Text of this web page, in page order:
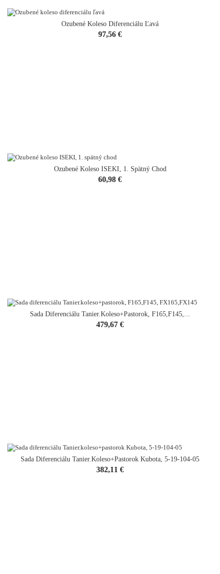
Ozubené Koleso Diferenciálu Ľavá
Cena
97,56 €
Ozubené Koleso ISEKI, 1. Spätný Chod
Cena
60,98 €
Sada Diferenciálu Tanier.koleso+pastorok, F165,F145,...
Cena
479,67 €
Sada Diferenciálu Tanier.koleso+pastorok Kubota, 5-19-104-05
Cena
382,11 €